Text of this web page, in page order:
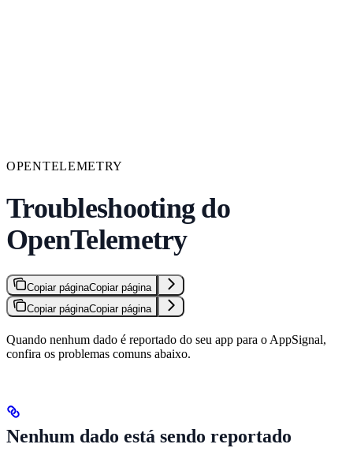
OPENTELEMETRY
Troubleshooting do
OpenTelemetry
Copiar páginaCopiar página
Copiar páginaCopiar página
Quando nenhum dado é reportado do seu app para o AppSignal,
confira os problemas comuns abaixo.
Nenhum dado está sendo reportado